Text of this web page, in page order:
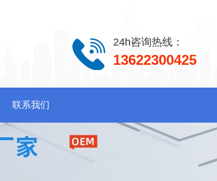
24h咨询热线：
13622300425
联系我们